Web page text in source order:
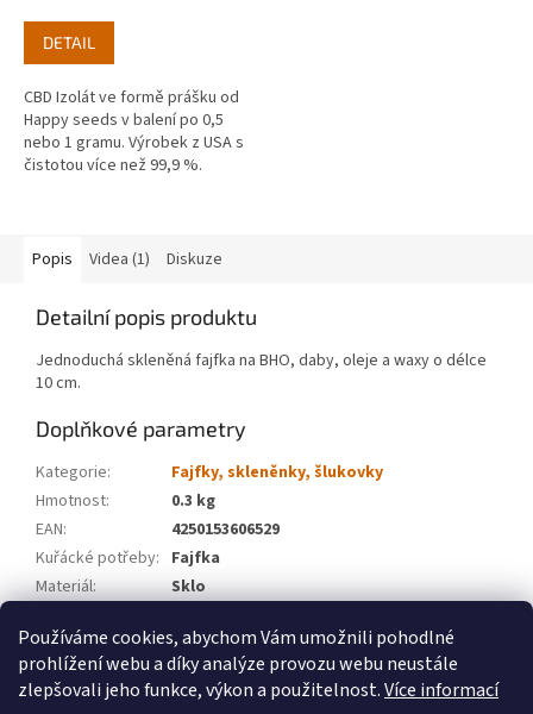
Používáme cookies, abychom Vám umožnili pohodlné
prohlížení webu a díky analýze provozu webu neustále
zlepšovali jeho funkce, výkon a použitelnost.Více informací
DETAIL
CBD Izolát ve formě prášku od
Happy seeds v balení po 0,5
nebo 1 gramu. Výrobek z USA s
čistotou více než 99,9 %.
Popis Videa (1) Diskuze
Detailní popis produktu
Jednoduchá skleněná fajfka na BHO, daby, oleje a waxy o délce
10 cm.
Doplňkové parametry
Kategorie:
Fajfky, skleněnky, šlukovky
Hmotnost:
0.3 kg
EAN:
4250153606529
Kuřácké potřeby: Fajfka
Materiál:
Sklo